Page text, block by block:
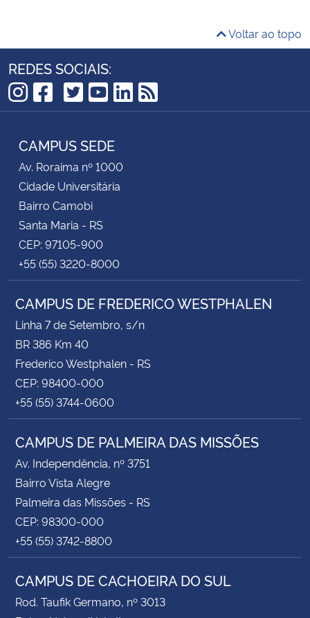
Voltar ao topo
REDES SOCIAIS:
Instagram
Facebook
TikTok
Twitter
YouTube
LinkedIn
RSS
CAMPUS SEDE
Av. Roraima nº 1000
Cidade Universitária
Bairro Camobi
Santa Maria - RS
CEP: 97105-900
+55 (55) 3220-8000
CAMPUS DE FREDERICO WESTPHALEN
Linha 7 de Setembro, s/n
BR 386 Km 40
Frederico Westphalen - RS
CEP: 98400-000
+55 (55) 3744-0600
CAMPUS DE PALMEIRA DAS MISSÕES
Av. Independência, nº 3751
Bairro Vista Alegre
Palmeira das Missões - RS
CEP: 98300-000
+55 (55) 3742-8800
CAMPUS DE CACHOEIRA DO SUL
Rod. Taufik Germano, nº 3013